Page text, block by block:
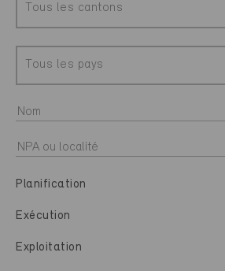
Tous les cantons
Tous les pays
Planification
Exécution
Exploitation